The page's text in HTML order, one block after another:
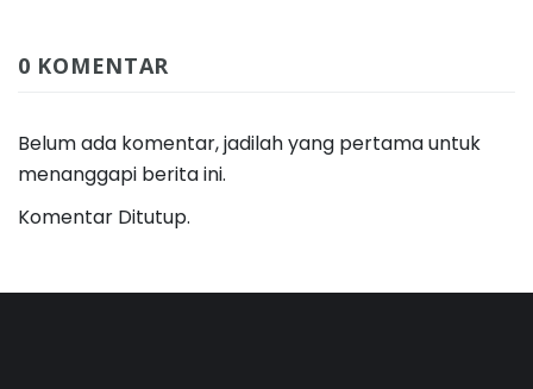
0 KOMENTAR
Belum ada komentar, jadilah yang pertama untuk
menanggapi berita ini.
Komentar Ditutup.